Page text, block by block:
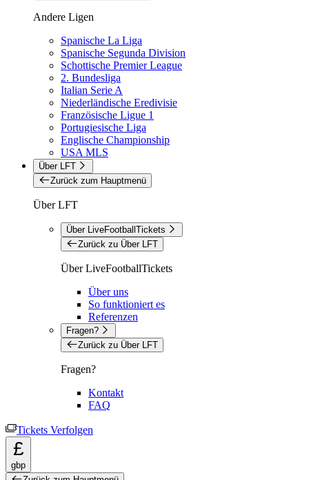
Andere Ligen
Spanische La Liga
Spanische Segunda Division
Schottische Premier League
2. Bundesliga
Italian Serie A
Niederländische Eredivisie
Französische Ligue 1
Portugiesische Liga
Englische Championship
USA MLS
Über LFT
Zurück zum Hauptmenü
Über LFT
Über LiveFootballTickets
Zurück zu Über LFT
Über LiveFootballTickets
Über uns
So funktioniert es
Referenzen
Fragen?
Zurück zu Über LFT
Fragen?
Kontakt
FAQ
Tickets Verfolgen
£
gbp